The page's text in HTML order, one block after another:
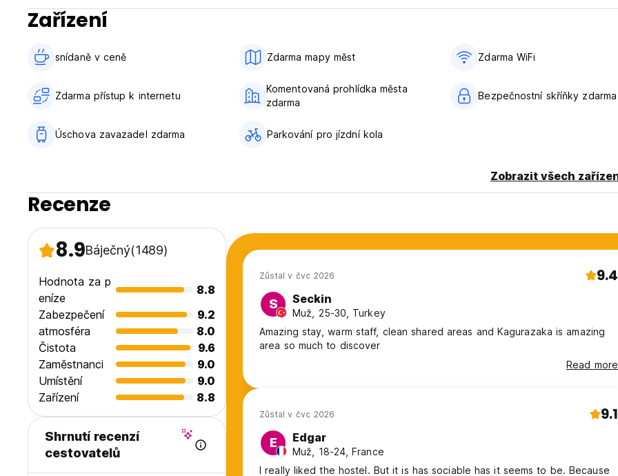
Zařízení
snídaně v ceně‎ Zdarma mapy měst Zdarma WiFi
Zdarma přístup k internetu
Komentovaná prohlídka města
zdarma
Bezpečnostní skříňky zdarma
Úschova zavazadel zdarma Parkování pro jízdní kola
Zobrazit všech
Recenze
8.9Báječný(1489)
Hodnota za p
eníze
8.8
Zabezpečení
9.2
atmosféra
8.0
Čistota
9.6
Zaměstnanci
9.0
Umístění
9.0
Zařízení
8.8
Shrnutí recenzí
cestovatelů
Zůstal v čvc 2026 9.4
S Seckin
Muž, 25-30, Turkey
Amazing stay, warm staff, clean shared areas and Kagurazaka is amazing
area so much to discover
Read more
Zůstal v čvc 2026 9.1
E Edgar
Muž, 18-24, France
I really liked the hostel. But it is has sociable has it seems to be. Because